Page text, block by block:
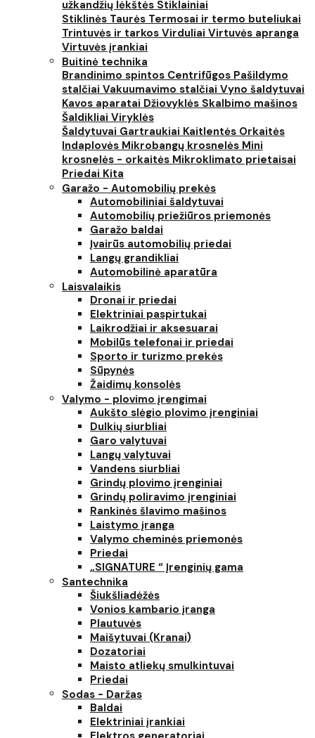
užkandžių lėkštės Stiklainiai
Stiklinės Taurės Termosai ir termo buteliukai
Trintuvės ir tarkos Virduliai Virtuvės apranga
Virtuvės įrankiai
Buitinė technika
Brandinimo spintos Centrifūgos Pašildymo
stalčiai Vakuumavimo stalčiai Vyno šaldytuvai
Kavos aparatai Džiovyklės Skalbimo mašinos
Šaldikliai Viryklės
Šaldytuvai Gartraukiai Kaitlentės Orkaitės
Indaplovės Mikrobangų krosnelės Mini
krosnelės - orkaitės Mikroklimato prietaisai
Priedai Kita
Garažo - Automobilių prekės
Automobiliniai šaldytuvai
Automobilių priežiūros priemonės
Garažo baldai
Įvairūs automobilių priedai
Langų grandikliai
Automobilinė aparatūra
Laisvalaikis
Dronai ir priedai
Elektriniai paspirtukai
Laikrodžiai ir aksesuarai
Mobilūs telefonai ir priedai
Sporto ir turizmo prekės
Sūpynės
Žaidimų konsolės
Valymo - plovimo įrengimai
Aukšto slėgio plovimo įrenginiai
Dulkių siurbliai
Garo valytuvai
Langų valytuvai
Vandens siurbliai
Grindų plovimo įrenginiai
Grindų poliravimo įrenginiai
Rankinės šlavimo mašinos
Laistymo įranga
Valymo cheminės priemonės
Priedai
„SIGNATURE “ Įrenginių gama
Santechnika
Šiukšliadėžės
Vonios kambario įranga
Plautuvės
Maišytuvai (Kranai)
Dozatoriai
Maisto atliekų smulkintuvai
Priedai
Sodas - Daržas
Baldai
Elektriniai įrankiai